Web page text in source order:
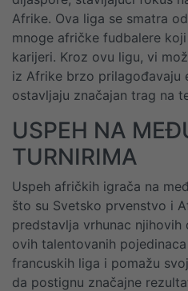
Afrike. Ova liga se smatra
mnoge afričke fudbalere
karijeri. Kroz ovu ligu, vi
iz Afrike brzo prilagođavaju
ostavljaju značajan trag na
USPEH NA
TURNIRIMA
Uspeh afričkih igrača na
što su Svetsko prvenstvo i
predstavlja vrhunac
ovih talentovanih
francuskih liga i pomažu
da postignu značajne